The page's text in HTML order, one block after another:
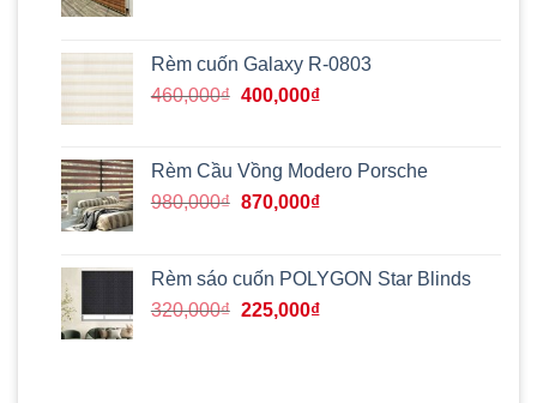
380,000₫.là:
320,000₫.
Rèm cuốn Galaxy R-0803
460,000₫ Giá
460,000₫.
400,000₫Giá
là:
400,000₫.
Rèm Cầu Vồng Modero Porsche
980,000₫ Giá
980,000₫.
870,000₫Giá
là:
870,000₫.
Rèm sáo cuốn POLYGON Star Blinds
320,000₫ Giá
225,000₫Giá